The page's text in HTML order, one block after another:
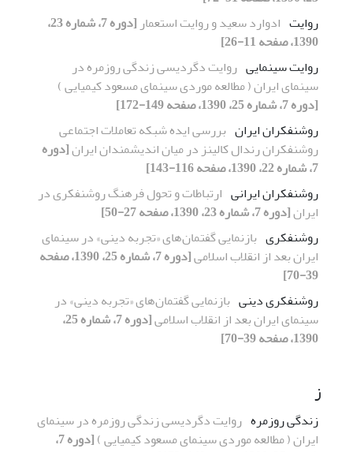
روایت ادوارد سعید و روایت استعمار
[دوره 7، شماره 23،
1390، صفحه 11-26]
روایت سینمایی روایت دگردیسی زندگی روزمره در
سینمای ایران ( مطالعه موردی سینمای مسعود کیمیایی )
[دوره 7، شماره 25، 1390، صفحه 149-172]
روشنفکران ایران بررسی ایده‌ شبکه تعاملات اجتماعی
روشنفکران رندال کالینز در میان اندیشمندان ایران[دوره
7، شماره 22، 1390، صفحه 116-143]
روشنفکران ایرانی ارتباطات و تحول فرهنگ روشنفکری در
ایران[دوره 7، شماره 23، 1390، صفحه 27-50]
روشنفکری بازنمایی گفتمان‌های «تجربه دینی» در سینمای
ایران بعد از انقلاب اسلامی
[دوره 7، شماره 25، 1390، صفحه
39-70]
روشنفکری دینی بازنمایی گفتمان‌های «تجربه دینی» در
سینمای ایران بعد از انقلاب اسلامی
[دوره 7، شماره 25،
1390، صفحه 39-70]
ز
زندگی روزمره روایت دگردیسی زندگی روزمره در سینمای
ایران ( مطالعه موردی سینمای مسعود کیمیایی )
[دوره 7،